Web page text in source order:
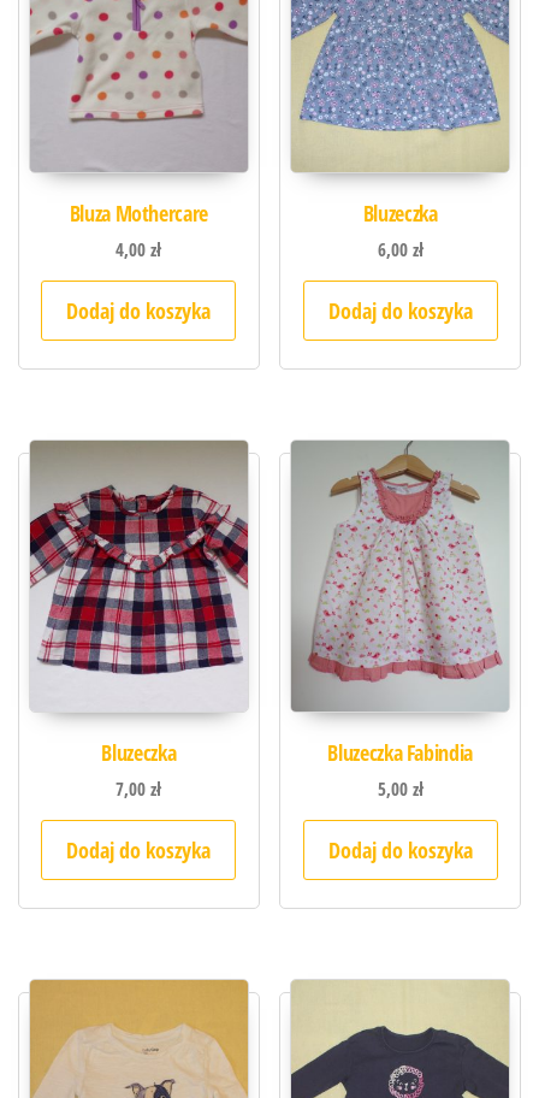
Bluza Mothercare
4,00zł
Dodaj do koszyka
Bluzeczka
6,00zł
Dodaj do koszyka
Bluzeczka
7,00zł
Dodaj do koszyka
Bluzeczka Fabindia
5,00zł
Dodaj do koszyka